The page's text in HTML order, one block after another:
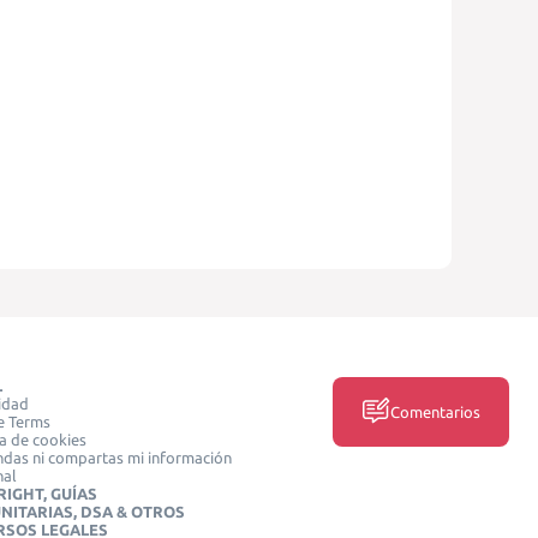
Terms
de cookies
ni compartas mi información
GUÍAS
DSA & OTROS
LEGALES
Comentarios